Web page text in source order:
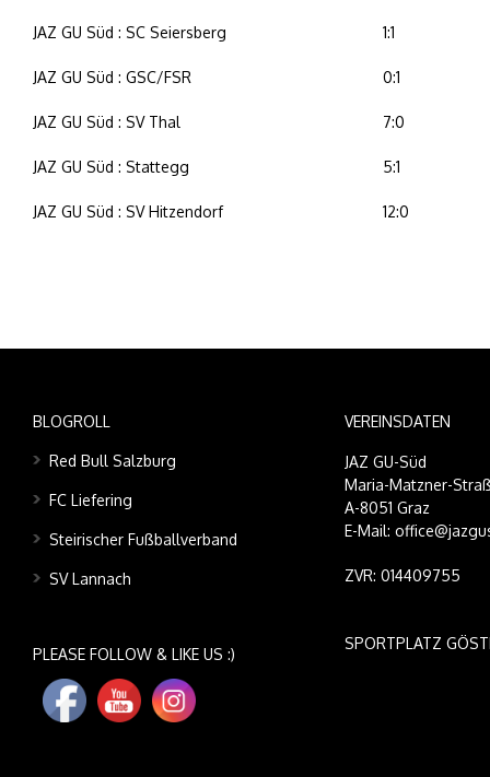
JAZ GU Süd : SC Seiersberg 1:1
JAZ GU Süd : GSC/FSR 0:1
JAZ GU Süd : SV Thal 7:0
JAZ GU Süd : Stattegg 5:1
JAZ GU Süd : SV Hitzendorf 12:0
BLOGROLL
Red Bull Salzburg
FC Liefering
Steirischer Fußballverband
SV Lannach
PLEASE FOLLOW & LIKE US :)
VEREINSDATEN
JAZ GU-Süd
Maria-Matzner-
A-8051 Graz
E-Mail:
ZVR: 014409755
SPORTPLATZ